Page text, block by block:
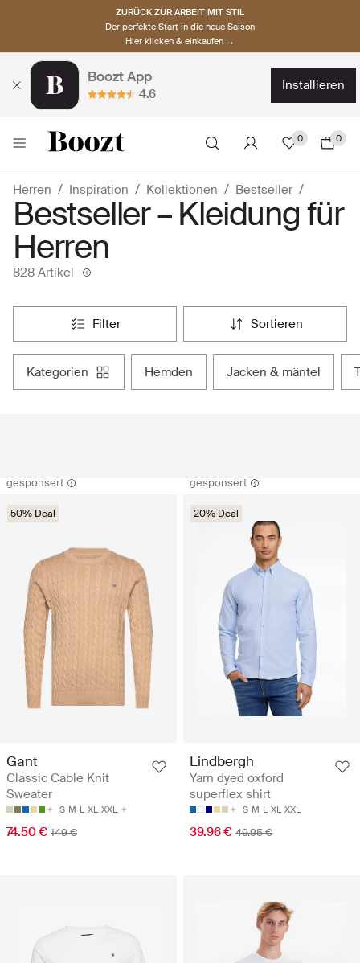
ZURÜCK ZUR ARBEIT MIT STIL
Der perfekte Start in die neue Saison
Hier klicken & einkaufen →
Boozt App
4.6
installieren
0 0
Herren Inspiration Kollektionen Bestseller
Bestseller – Kleidung für
Herren
828 Artikel
filter sortieren
kategorien hemden jacken & mäntel
gesponsert
50% Deal
Gant
Classic Cable Knit
Sweater
S M L XL XXL
74.50 € 149 €
gesponsert
20% Deal
Lindbergh
Yarn dyed oxford
superflex shirt
S M L XL XXL
39.96 € 49.95 €